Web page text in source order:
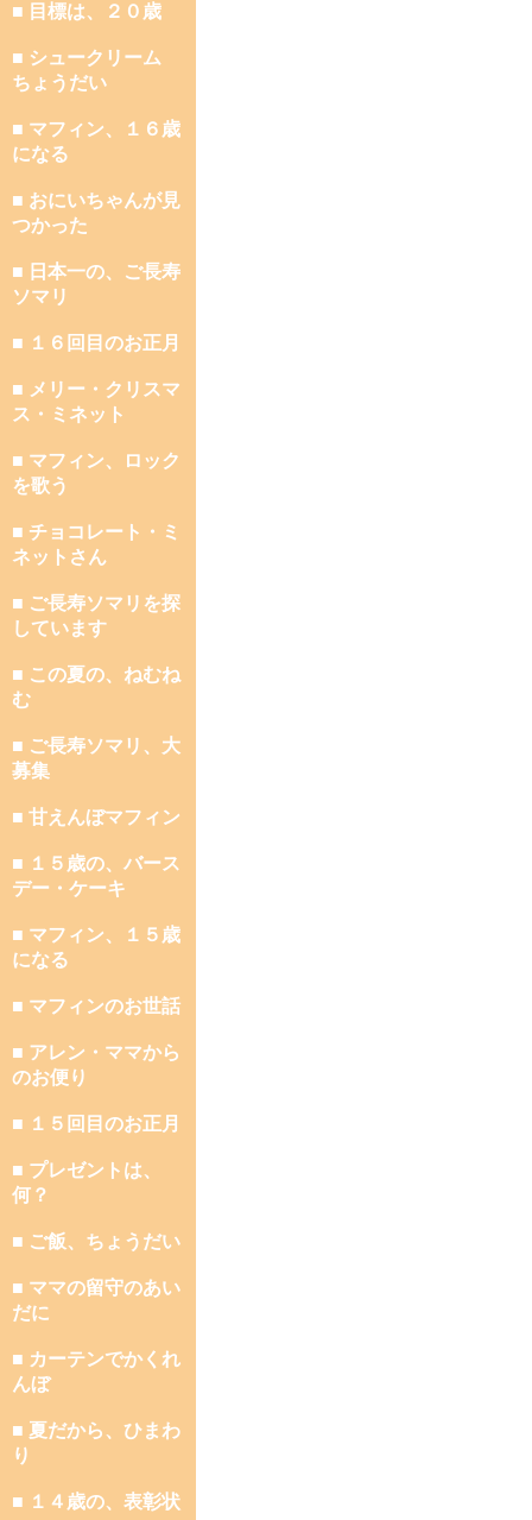
■ 目標は、２０歳
■ シュークリーム
ちょうだい
■ マフィン、１６歳
になる
■ おにいちゃんが見
つかった
■ 日本一の、ご長寿
ソマリ
■ １６回目のお正月
■ メリー・クリスマ
ス・ミネット
■ マフィン、ロック
を歌う
■ チョコレート・ミ
ネットさん
■ ご長寿ソマリを探
しています
■ この夏の、ねむね
む
■ ご長寿ソマリ、大
募集
■ 甘えんぼマフィン
■ １５歳の、バース
デー・ケーキ
■ マフィン、１５歳
になる
■ マフィンのお世話
■ アレン・ママから
のお便り
■ １５回目のお正月
■ プレゼントは、
何？
■ ご飯、ちょうだい
■ ママの留守のあい
だに
■ カーテンでかくれ
んぼ
■ 夏だから、ひまわ
り
■ １４歳の、表彰状